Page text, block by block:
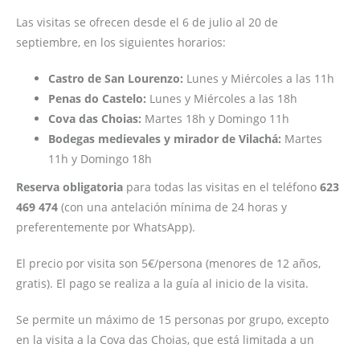
Las visitas se ofrecen desde el 6 de julio al 20 de
septiembre, en los siguientes horarios:
Castro de San Lourenzo: Lunes y Miércoles a las 11h
Penas do Castelo: Lunes y Miércoles a las 18h
Cova das Choias: Martes 18h y Domingo 11h
Bodegas medievales y mirador de Vilachá: Martes
11h y Domingo 18h
Reserva obligatoria para todas las visitas en el teléfono 623
469 474 (con una antelación mínima de 24 horas y
preferentemente por WhatsApp).​
El precio por visita son 5€/persona (menores de 12 años,
gratis). El pago se realiza a la guía al inicio de la visita.
Se permite un máximo de 15 personas por grupo, excepto
en la visita a la Cova das Choias, que está limitada a un